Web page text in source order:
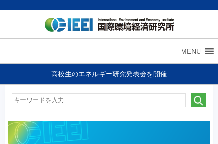
MENU
高校生のエネルギー研究発表会を開催